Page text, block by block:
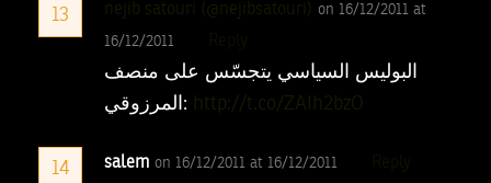
13 nejib satouri (@nejibsatouri) on 16/12/2011 at
16/12/2011
البوليس السياسي يتجسّس على منصف
المرزوقي:
http://t.co/ZAIh2bzO
14 salem on 16/12/2011 at 16/12/2011